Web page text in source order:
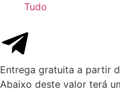
Tudo
Entrega gratuita a partir
Abaixo deste valor terá